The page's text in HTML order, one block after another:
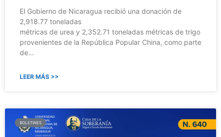
El Gobierno de Nicaragua recibió una donación de
2,918.77 toneladas
métricas de urea y 2,352.71 toneladas métricas de trigo
provenientes de la República Popular China, como parte
de…
LEER MÁS >>
BOLETINES